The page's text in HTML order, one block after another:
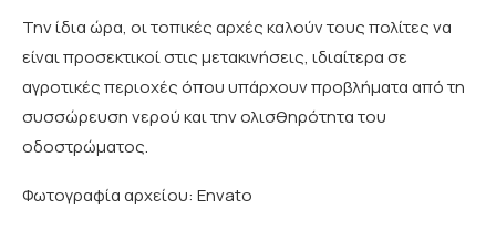
Την ίδια ώρα, οι τοπικές αρχές καλούν τους πολίτες να
είναι προσεκτικοί στις μετακινήσεις, ιδιαίτερα σε
αγροτικές περιοχές όπου υπάρχουν προβλήματα από τη
συσσώρευση νερού και την ολισθηρότητα του
οδοστρώματος.
Φωτογραφία αρχείου: Envato